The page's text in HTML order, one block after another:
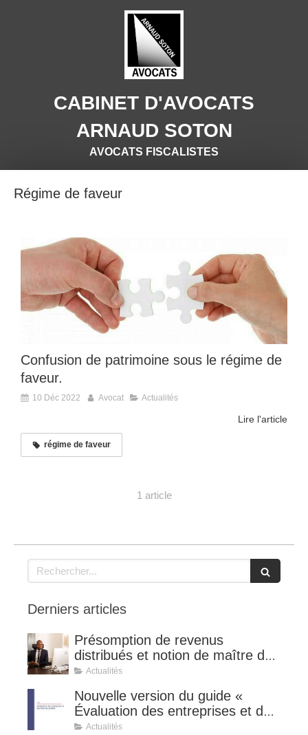
CABINET D'AVOCATS
ARNAUD SOTON
AVOCATS FISCALISTES
Régime de faveur
Confusion de patrimoine sous le régime de
faveur.
10 Déc 2022 Avocat Actualités
Lire l'article
régime de faveur
1 article
Rechercher
Derniers articles
Présomption de revenus
distribués et notion de maître de
l'affaire (CE 8 juillet 2026, n°
Actualités
Nouvelle version du guide «
Évaluation des entreprises et des
titres de sociétés ».
Actualités